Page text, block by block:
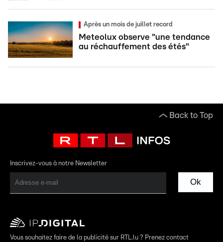
Après un mois de juillet record
Meteolux observe "une tendance
au réchauffement des étés"
Back to Top
Inscrivez-vous à notre Newsletter
Ok
Vous souhaitez faire de la publicité sur RTL.lu ? Prenez contact